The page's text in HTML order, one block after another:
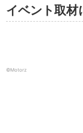
イベント取材
©️Motorz